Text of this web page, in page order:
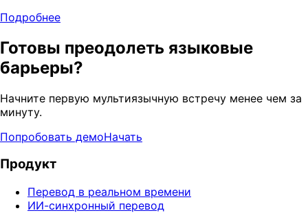
Подробнее
Готовы преодолеть языковые
барьеры?
Начните первую мультиязычную встречу менее чем за
минуту.
Попробовать демоНачать
Продукт
Перевод в реальном времени
ИИ-синхронный перевод